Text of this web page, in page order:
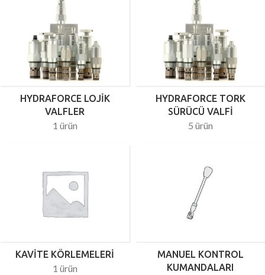
HYDRAFORCE LOJIK
VALFLER
1 ürün
HYDRAFORCE TORK
SÜRÜCÜ VALFI
5 ürün
KAVITE KÖRLEMELERI
1 ürün
MANUEL KONTROL
KUMANDALARI